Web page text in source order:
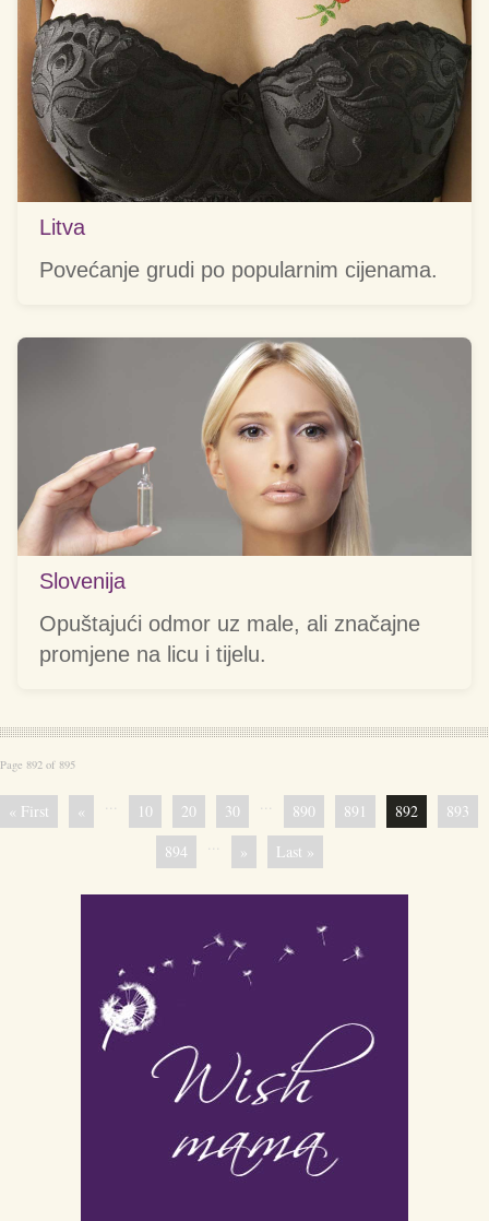
Litva
Povećanje grudi po popularnim cijenama.
Slovenija
Opuštajući odmor uz male, ali značajne
promjene na licu i tijelu.
Page 892 of 895
« First « ... 10 20 30 ... 890 891 892
893
894
... » Last »